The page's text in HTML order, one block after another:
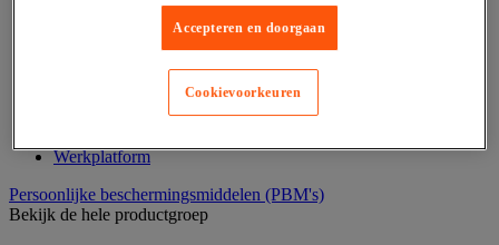
Containers voor buitenopslag
Gasflessenopslag
Laboratoriumlade
Mobiele opvangbak
Werkplatform
Persoonlijke beschermingsmiddelen (PBM's)
Bekijk de hele productgroep
Accepteren en doorgaan
Cookievoorkeuren